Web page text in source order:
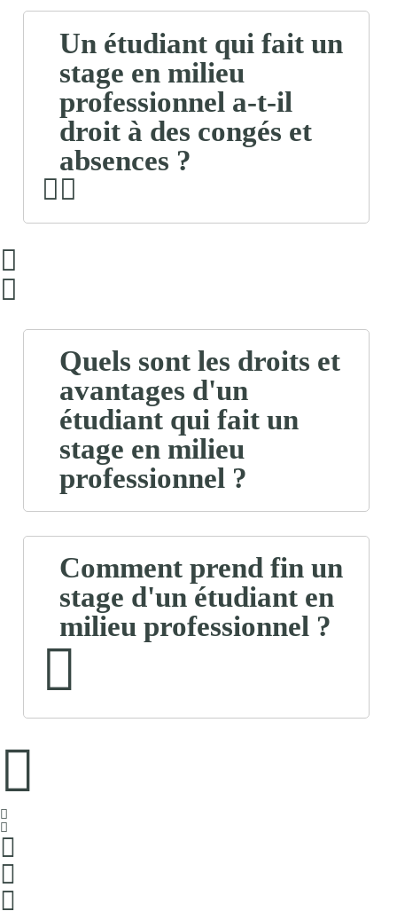
Un étudiant qui fait un
stage en milieu
professionnel a-t-il
droit à des congés et
absences ?
Quels sont les droits et
avantages d'un
étudiant qui fait un
stage en milieu
professionnel ?
Comment prend fin un
stage d'un étudiant en
milieu professionnel ?